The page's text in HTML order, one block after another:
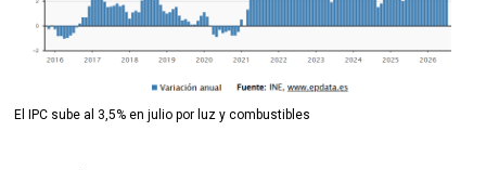
El IPC sube al 3,5% en julio por luz y combustibles